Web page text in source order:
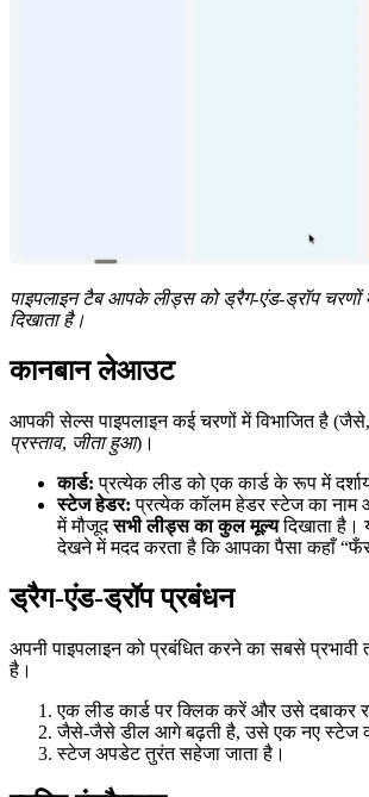
पाइपलाइन टैब आपके लीड्स को ड्रैग-एंड-ड्रॉप चरणों
दिखाता है।
कानबान लेआउट
आपकी सेल्स पाइपलाइन कई चरणों में विभाजित है (जैसे,
प्रस्ताव, जीता हुआ)।
कार्ड: प्रत्येक लीड को एक कार्ड के रूप में
स्टेज हेडर: प्रत्येक कॉलम हेडर स्टेज का नाम
में मौजूदसभी लीड्स का कुल मूल्यदिखाता है।
देखने में मदद करता है कि आपका पैसा कहाँ
ड्रैग-एंड-ड्रॉप प्रबंधन
अपनी पाइपलाइन को प्रबंधित करने का सबसे प्रभावी
है।
एक लीड कार्ड पर क्लिक करें और उसे दबाकर
जैसे-जैसे डील आगे बढ़ती है, उसे एक नए स्टेज
स्टेज अपडेट तुरंत सहेजा जाता है।